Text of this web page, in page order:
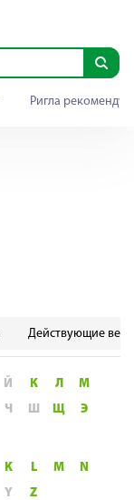
Ригла
Действующие
Й К Л
М
Ч Ш Щ
Э
K L M
N
Y Z